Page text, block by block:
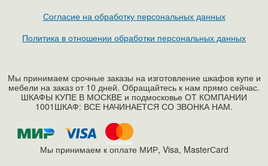
Согласие на обработку персональных данных
Политика в отношении обработки персональных данных
Мы принимаем срочные заказы на изготовление шкафов купе и
мебели на заказ от 10 дней. Обращайтесь к нам прямо сейчас.
ШКАФЫ КУПЕ В МОСКВЕ и подмосковье ОТ КОМПАНИИ
1001ШКАФ: ВСЕ НАЧИНАЕТСЯ СО ЗВОНКА НАМ.
Мы принимаем к оплате МИР, Visa, MasterСard